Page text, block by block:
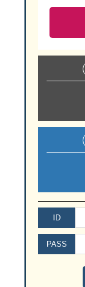
3-2.査定シミュ
査定シミュレーシ
しかし、査定シミ
3-3.不動産会社
不動産会社による
家の査定には、机
査定シミュレーシ
不動産査定につい
不動
2-4.STEP4「売
媒介契約を締結し
売却活動で重要な
■売却戦略を立て
・売却スケジュー
（ご近所の方売却
もう1つ重要視し
2-5.STEP5「買
売却活動を経て買
売買契約を締結す
訪問査定の流れは
3-1.STEP1「査
まずはパートナー
3-2.STEP2「現
次に現地調査の日
現地調査は1〜2
3-3.STEP3「必
現地調査では、ク
ID
PASS